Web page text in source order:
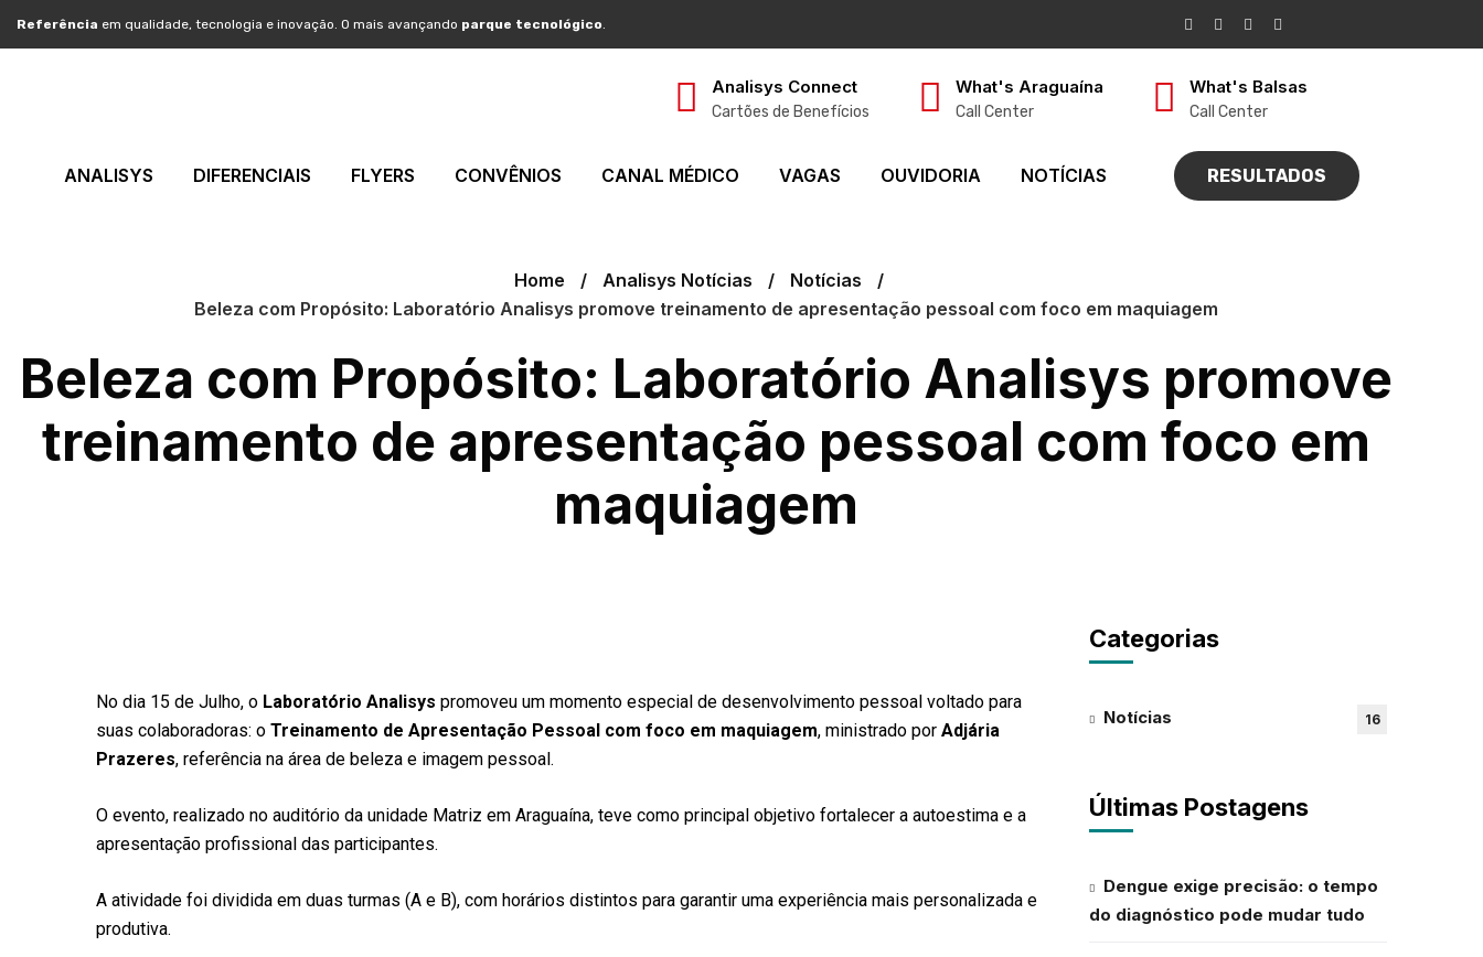
Referência em qualidade, tecnologia e inovação. O mais avançando parque tecnológico
Analisys Connect
Cartões de Benefícios
What's Araguaína
Call Center
What's Balsas
Call Center
ANALISYS DIFERENCIAIS FLYERS CONVÊNIOS CANAL MÉDICO VAGAS OUVIDORIA NOTÍCIAS RESULTADOS
Home Analisys Notícias
Notícias
Beleza com Propósito: Laboratório Analisys promove treinamento de apresentação pessoal com foco em maquiagem
Beleza com Propósito: Laboratório Analisys promove
treinamento de apresentação pessoal com foco em
maquiagem
No dia 15 de Julho, o Laboratório Analisys promoveu um momento especial de desenvolvimento pessoal voltado para
suas colaboradoras: o Treinamento de Apresentação Pessoal com foco em maquiagem, ministrado por Adjária
Prazeres, referência na área de beleza e imagem pessoal.
O evento, realizado no auditório da unidade Matriz em Araguaína, teve como principal objetivo fortalecer a autoestima e a
apresentação profissional das participantes.
A atividade foi dividida em duas turmas (A e B), com horários distintos para garantir uma experiência mais personalizada e
produtiva.
Categorias
Notícias 16
Últimas Postagens
Dengue exige precisão: o tempo
do diagnóstico pode mudar tudo